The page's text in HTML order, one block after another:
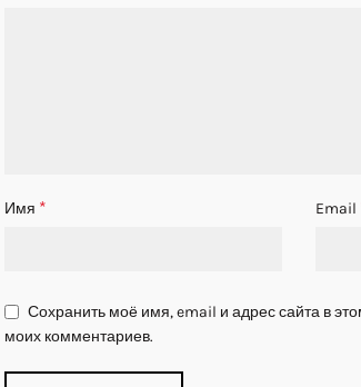
Имя * Email
Сохранить моё имя, email и адрес сайта в
моих комментариев.